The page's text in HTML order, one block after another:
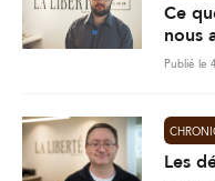
Ce
nous
Publié le
Les